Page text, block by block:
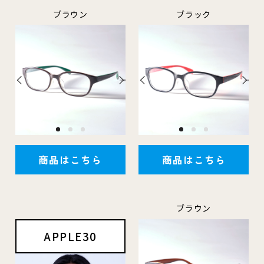
ブラウン
商品はこちら
ブラック
商品はこちら
APPLE30
ブラウン